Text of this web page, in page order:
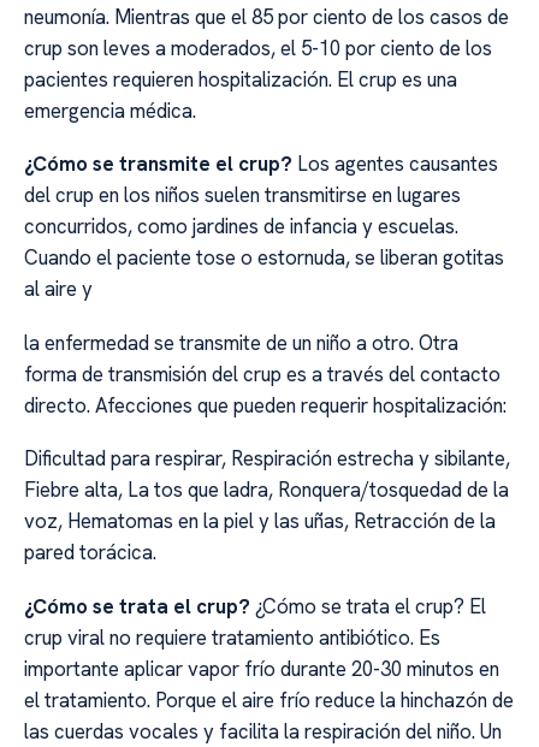
neumonía. Mientras que el 85 por ciento de los casos de
crup son leves a moderados, el 5-10 por ciento de los
pacientes requieren hospitalización. El crup es una
emergencia médica.
¿Cómo se transmite el crup? Los agentes causantes
del crup en los niños suelen transmitirse en lugares
concurridos, como jardines de infancia y escuelas.
Cuando el paciente tose o estornuda, se liberan gotitas
al aire y
la enfermedad se transmite de un niño a otro. Otra
forma de transmisión del crup es a través del contacto
directo. Afecciones que pueden requerir hospitalización:
Dificultad para respirar, Respiración estrecha y sibilante,
Fiebre alta, La tos que ladra, Ronquera/tosquedad de la
voz, Hematomas en la piel y las uñas, Retracción de la
pared torácica.
¿Cómo se trata el crup? ¿Cómo se trata el crup? El
crup viral no requiere tratamiento antibiótico. Es
importante aplicar vapor frío durante 20-30 minutos en
el tratamiento. Porque el aire frío reduce la hinchazón de
las cuerdas vocales y facilita la respiración del niño. Un